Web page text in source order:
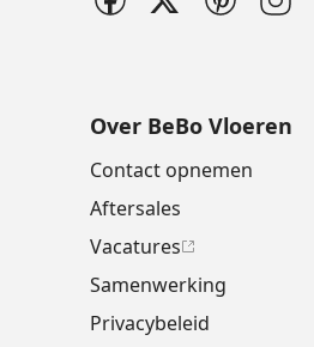
Over BeBo Vloeren
Contact opnemen
Aftersales
Vacatures
Samenwerking
Privacybeleid